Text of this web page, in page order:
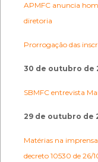
APMFC anuncia
diretoria
Prorrogação das
30 de outubro de
SBMFC entrevista
29 de outubro de
Matérias na
decreto 10530 de 26/